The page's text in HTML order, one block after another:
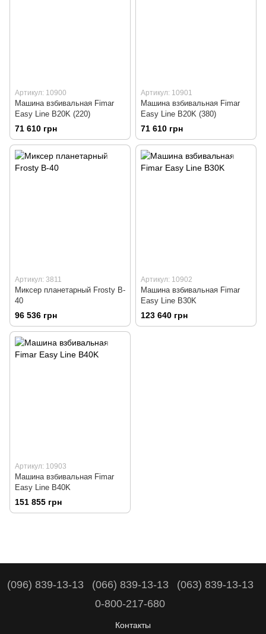
Артикул: 10900
Машина взбивальная Fimar
Easy Line B20K (220)
71 610 грн
Артикул: 10901
Машина взбивальная Fimar
Easy Line B20K (380)
71 610 грн
Артикул: 3811
Миксер планетарный Frosty B-
40
96 536 грн
Артикул: 10902
Машина взбивальная Fimar
Easy Line B30K
123 640 грн
Артикул: 10903
Машина взбивальная Fimar
Easy Line B40K
151 855 грн
(096) 839-13-13 (066) 839-13-13
(063) 839-13-13
0-800-217-680
Контакты